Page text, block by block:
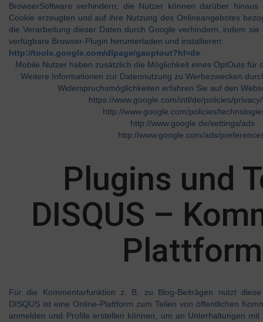
BrowserSoftware verhindern; die Nutzer können darüber
Cookie erzeugten und auf ihre Nutzung des Onlineangebotes
die Verarbeitung dieser Daten durch Google verhindern, indem
verfügbare Browser-Plugin herunterladen und installieren:
http://tools.google.com/dlpage/gaoptout?hl=de
Mobile Nutzer haben zusätzlich die Möglichkeit eines OptOuts für
Weitere Informationen zur Datennutzung zu Werbezwecken
Widerspruchsmöglichkeiten erfahren Sie auf den
https://www.google.com/intl/de/policies/
http://www.google.com/policies/
http://www.google.de/settings/ads
http://www.google.com/ads/
Plugins und
DISQUS –
Plattform
Für die Kommentarfunktion z. B. zu Blog-Beiträgen nutzt
DISQUS ist eine Online-Plattform zum Teilen von öffentlichen
anmelden und Profile erstellen können, um an Unterhaltungen mit